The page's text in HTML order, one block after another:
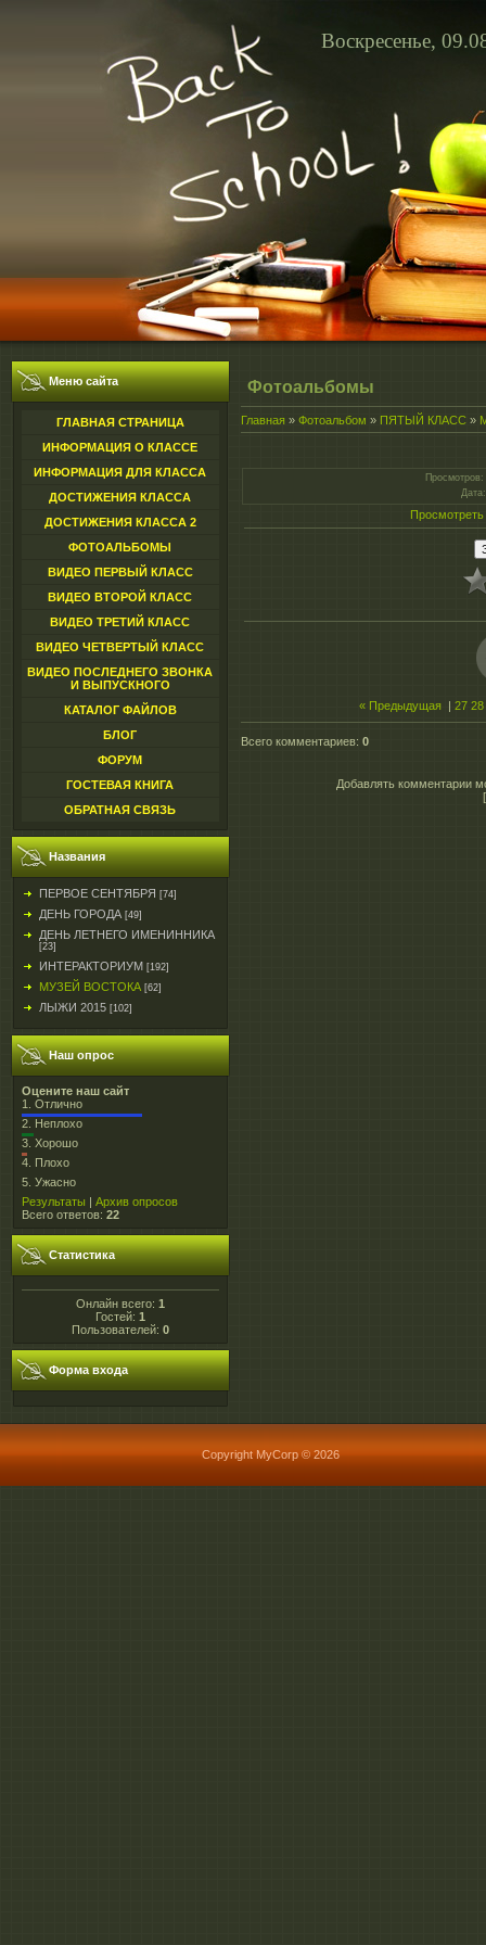
Воскресенье,
Меню сайта
ГЛАВНАЯ СТРАНИЦА
ИНФОРМАЦИЯ О КЛАССЕ
ИНФОРМАЦИЯ ДЛЯ КЛАССА
ДОСТИЖЕНИЯ КЛАССА
ДОСТИЖЕНИЯ КЛАССА 2
ФОТОАЛЬБОМЫ
ВИДЕО ПЕРВЫЙ КЛАСС
ВИДЕО ВТОРОЙ КЛАСС
ВИДЕО ТРЕТИЙ КЛАСС
ВИДЕО ЧЕТВЕРТЫЙ КЛАСС
ВИДЕО ПОСЛЕДНЕГО ЗВОНКА
И ВЫПУСКНОГО
КАТАЛОГ ФАЙЛОВ
БЛОГ
ФОРУМ
ГОСТЕВАЯ КНИГА
ОБРАТНАЯ СВЯЗЬ
Названия
ПЕРВОЕ СЕНТЯБРЯ [74]
ДЕНЬ ГОРОДА [49]
ДЕНЬ ЛЕТНЕГО ИМЕНИННИКА
[23]
ИНТЕРАКТОРИУМ [192]
МУЗЕЙ ВОСТОКА [62]
ЛЫЖИ 2015 [102]
Наш опрос
Оцените наш сайт
1. Отлично
2. Неплохо
3. Хорошо
4. Плохо
5. Ужасно
Результаты | Архив опросов
Всего ответов: 22
Статистика
Онлайн всего: 1
Гостей: 1
Пользователей: 0
Форма входа
Фотоальбомы
Главная » Фотоальбом » ПЯТЫЙ КЛАСС »
Просмотров:
Дата
« Предыдущая 27 28
Всего комментариев: 0
Добавлять комментарии
Copyright MyCorp © 2026